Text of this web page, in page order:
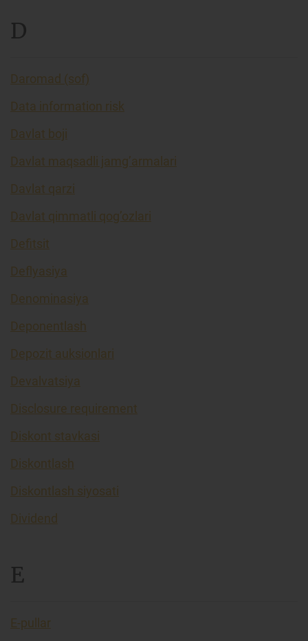
D
Daromad (sof)
Data information risk
Davlat boji
Davlat maqsadli jamg’armalari
Davlat qarzi
Davlat qimmatli qog’ozlari
Defitsit
Deflyasiya
Denominasiya
Deponentlash
Depozit auksionlari
Devalvatsiya
Disclosure requirement
Diskont stavkasi
Diskontlash
Diskontlash siyosati
Dividend
E
E-pullar